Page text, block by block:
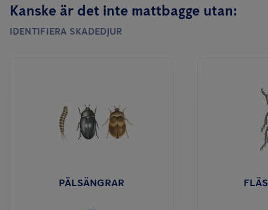
Kanske är det inte mattbagge utan:
IDENTIFIERA SKADEDJUR
PÄLSÄNGRAR